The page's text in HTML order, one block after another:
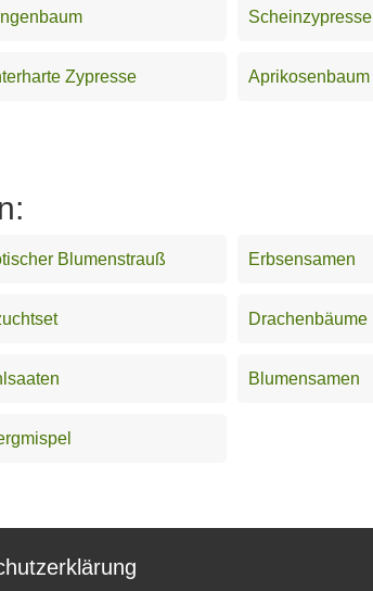
Scheinzypresse
Zypresse Aprikosenbaum
Blumenstrauß Erbsensamen
Drachenbäume
Blumensamen